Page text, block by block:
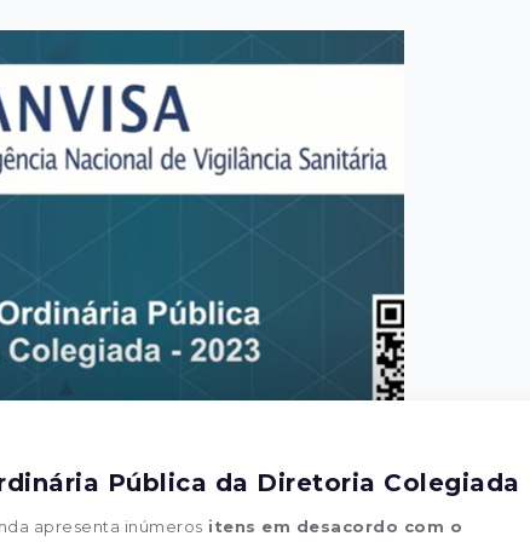
Pública da Diretoria Colegiada
apresenta inúmeros itens em desacordo com o